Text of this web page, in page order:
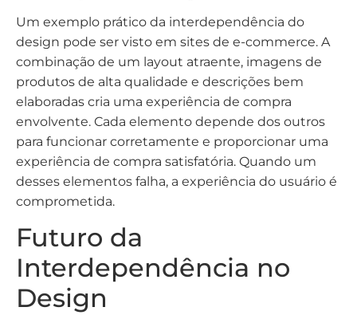
Um exemplo prático da interdependência do
design pode ser visto em sites de e-commerce. A
combinação de um layout atraente, imagens de
produtos de alta qualidade e descrições bem
elaboradas cria uma experiência de compra
envolvente. Cada elemento depende dos outros
para funcionar corretamente e proporcionar uma
experiência de compra satisfatória. Quando um
desses elementos falha, a experiência do usuário é
comprometida.
Futuro da
Interdependência no
Design